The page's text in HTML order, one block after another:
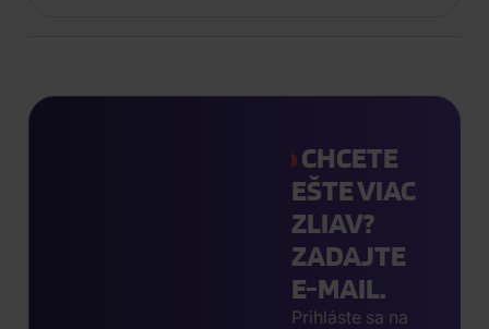
CHCETE
EŠTE VIAC
ZLIAV?
ZADAJTE
E-MAIL.
Prihláste sa na